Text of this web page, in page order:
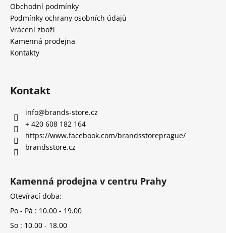
Obchodní podmínky
Podmínky ochrany osobních údajů
Vrácení zboží
Kamenná prodejna
Kontakty
Kontakt
info@brands-store.cz
+ 420 608 182 164
https://www.facebook.com/brandsstoreprague/
brandsstore.cz
Kamenná prodejna v centru Prahy
Otevírací doba:
Po - Pá : 10.00 - 19.00
So : 10.00 - 18.00